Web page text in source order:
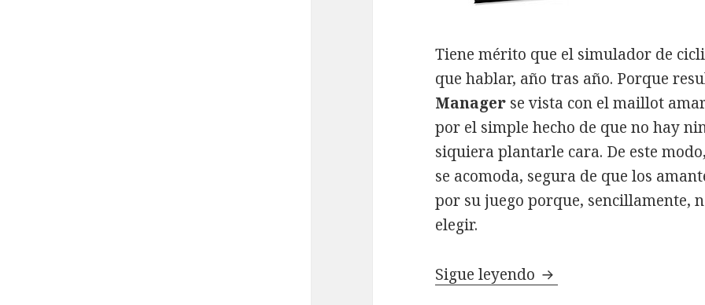
Tiene mérito que el simulador de
que hablar, año tras año. Porque
Manager se vista con el maillot
por el simple hecho de que no hay
siquiera plantarle cara. De este
se acomoda, segura de que los
por su juego porque, sencillamente,
elegir.
Sigue leyendo Review Pro Cycling